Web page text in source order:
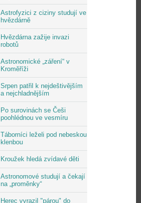
Astrofyzici z ciziny studují ve
hvězdárně
Hvězdárna zažije invazi
robotů
Astronomické „záření“ v
Kroměříži
Srpen patřil k nejdeštivějším
a nejchladnějším
Po surovinách se Češi
poohlédnou ve vesmíru
Táborníci leželi pod nebeskou
klenbou
Kroužek hledá zvídavé děti
Astronomové studují a čekají
na „proměnky“
Herec vyrazil "párou" do